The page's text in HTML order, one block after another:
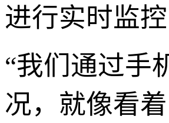
进行实时监
“我们通过手
况，就像看